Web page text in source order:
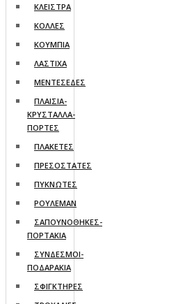
ΚΛΕΙΣΤΡΑ
ΚΟΛΛΕΣ
ΚΟΥΜΠΙΑ
ΛΑΣΤΙΧΑ
ΜΕΝΤΕΣΕΔΕΣ
ΠΛΑΙΣΙΑ-
ΚΡΥΣΤΑΛΛΑ-
ΠΟΡΤΕΣ
ΠΛΑΚΕΤΕΣ
ΠΡΕΣΟΣΤΑΤΕΣ
ΠΥΚΝΩΤΕΣ
ΡΟΥΛΕΜΑΝ
ΣΑΠΟΥΝΟΘΗΚΕΣ-
ΠΟΡΤΑΚΙΑ
ΣΥΝΔΕΣΜΟΙ-
ΠΟΔΑΡΑΚΙΑ
ΣΦΙΓΚΤΗΡΕΣ